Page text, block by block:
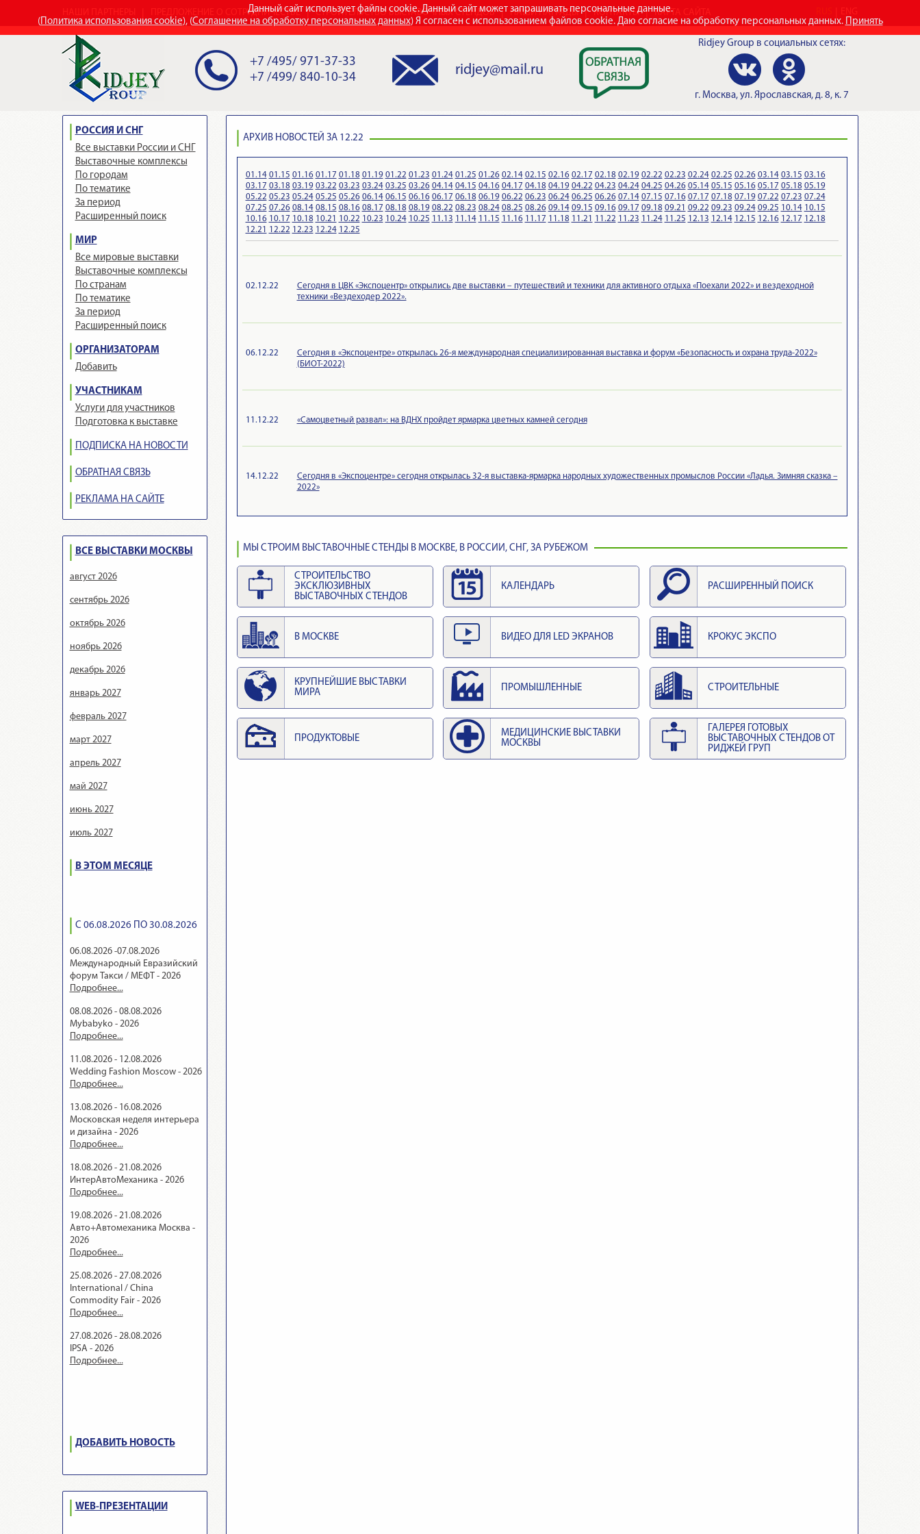
Данный сайт использует файлы cookie. Данный сайт может запрашивать персональные данные.
(Политика использования cookie), (Соглашение на обработку персональных данных) Я согласен с использованием файлов cookie. Даю согласие на обработку персональных данных. Принять
ПРЕДЛОЖЕНИЕ О СОТРУДНИЧЕСТВЕ СТРОИТЕЛЬСТВО ВЫСТАВОЧНЫХ СТЕНДОВ НАШИ НАГРАДЫ КОНТАКТЫ КАРТА САЙТА
+7 /495/ 971-37-33
+7 /499/ 840-10-34
ridjey@mail.ru
Ridjey Group в социальных сетях:
г. Москва, ул. Ярославская, д. 8, к. 7
РОССИЯ И СНГ
Все выставки России и СНГ
Выставочные комплексы
По городам
По тематике
За период
Расширенный поиск
МИР
Все мировые выставки
Выставочные комплексы
По странам
По тематике
За период
Расширенный поиск
ОРГАНИЗАТОРАМ
Добавить
УЧАСТНИКАМ
Услуги для участников
Подготовка к выставке
ПОДПИСКА НА НОВОСТИ
ОБРАТНАЯ СВЯЗЬ
РЕКЛАМА НА САЙТЕ
ВСЕ ВЫСТАВКИ МОСКВЫ
август 2026
сентябрь 2026
октябрь 2026
ноябрь 2026
декабрь 2026
январь 2027
февраль 2027
март 2027
апрель 2027
май 2027
июнь 2027
июль 2027
В ЭТОМ МЕСЯЦЕ
С 06.08.2026 ПО 30.08.2026
06.08.2026 -07.08.2026
Международный Евразийский
форум Такси / МЕФТ - 2026
Подробнее...
08.08.2026 - 08.08.2026
Mybabyko - 2026
Подробнее...
11.08.2026 - 12.08.2026
Wedding Fashion Moscow - 2026
Подробнее...
13.08.2026 - 16.08.2026
Московская неделя интерьера
и дизайна - 2026
Подробнее...
18.08.2026 - 21.08.2026
ИнтерАвтоМеханика - 2026
Подробнее...
19.08.2026 - 21.08.2026
Авто+Автомеханика Москва -
2026
Подробнее...
25.08.2026 - 27.08.2026
International / China
Commodity Fair - 2026
Подробнее...
27.08.2026 - 28.08.2026
IPSA - 2026
Подробнее...
ДОБАВИТЬ НОВОСТЬ
WEB-ПРЕЗЕНТАЦИИ
АРХИВ НОВОСТЕЙ ЗА 12.22
01.14 01.15 01.16 01.17 01.18 01.19 01.22 01.23 01.24 01.25 01.26 02.14 02.15 02.16 02.17 02.18 02.19 02.22 02.23 02.24 02.25 02.26 03.14 03.15 03.16
03.17 03.18 03.19 03.22 03.23 03.24 03.25 03.26 04.14 04.15 04.16 04.17 04.18 04.19 04.22 04.23 04.24 04.25 04.26 05.14 05.15 05.16 05.17 05.18 05.19
05.22 05.23 05.24 05.25 05.26 06.14 06.15 06.16 06.17 06.18 06.19 06.22 06.23 06.24 06.25 06.26 07.14 07.15 07.16 07.17 07.18 07.19 07.22 07.23 07.24
07.25 07.26 08.14 08.15 08.16 08.17 08.18 08.19 08.22 08.23 08.24 08.25 08.26 09.14 09.15 09.16 09.17 09.18 09.21 09.22 09.23 09.24 09.25 10.14 10.15
10.16 10.17 10.18 10.21 10.22 10.23 10.24 10.25 11.13 11.14 11.15 11.16 11.17 11.18 11.21 11.22 11.23 11.24 11.25 12.13 12.14 12.15 12.16 12.17 12.18
12.21
12.22 12.23 12.24 12.25
02.12.22
Сегодня в ЦВК «Экспоцентр» открылись две выставки – путешествий и техники для активного отдыха «Поехали 2022» и вездеходной
техники «Вездеходер 2022».
06.12.22
Сегодня в «Экспоцентре» открылась 26-я международная специализированная выставка и форум «Безопасность и охрана труда-2022»
(БИОТ-2022)
11.12.22 «Самоцветный развал»: на ВДНХ пройдет ярмарка цветных камней сегодня
14.12.22
Сегодня в «Экспоцентре» сегодня открылась 32-я выставка-ярмарка народных художественных промыслов России «Ладья. Зимняя сказка –
2022»
МЫ СТРОИМ ВЫСТАВОЧНЫЕ СТЕНДЫ В МОСКВЕ, В РОССИИ, СНГ, ЗА РУБЕЖОМ
СТРОИТЕЛЬСТВО
ЭКСКЛЮЗИВНЫХ
ВЫСТАВОЧНЫХ СТЕНДОВ
КАЛЕНДАРЬ РАСШИРЕННЫЙ ПОИСК
В МОСКВЕ ВИДЕО ДЛЯ LED ЭКРАНОВ КРОКУС ЭКСПО
КРУПНЕЙШИЕ ВЫСТАВКИ
МИРА
ПРОМЫШЛЕННЫЕ СТРОИТЕЛЬНЫЕ
ПРОДУКТОВЫЕ
МЕДИЦИНСКИЕ ВЫСТАВКИ
МОСКВЫ
ГАЛЕРЕЯ ГОТОВЫХ
ВЫСТАВОЧНЫХ СТЕНДОВ ОТ
РИДЖЕЙ ГРУП